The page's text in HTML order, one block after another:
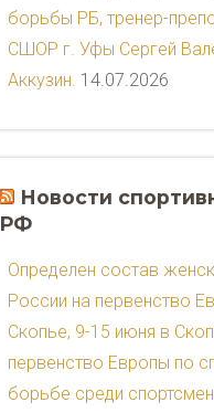
борьбы РБ, тренер-
СШОР г. Уфы Сергей
Аккузин. 14.07.2026
Новости
РФ
Определен состав
России на первенство
Скопье, 9-15 июня в
первенство Европы по
борьбе среди